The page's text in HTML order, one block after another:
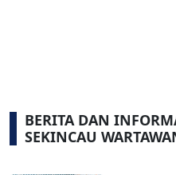
BERITA DAN
SEKINCAU